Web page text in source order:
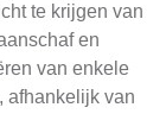
te krijgen van
en
van enkele
afhankelijk van